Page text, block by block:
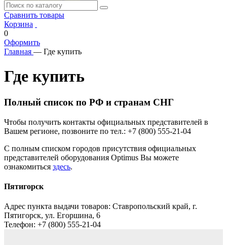
Сравнить товары
Корзина
0
Оформить
Главная — Где купить
Где купить
Полный список по РФ и странам СНГ
Чтобы получить контакты официальных представителей в
Вашем регионе, позвоните по тел.: +7 (800) 555-21-04
С полным списком городов присутствия официальных
представителей оборудования Optimus Вы можете
ознакомиться здесь.
Пятигорск
Адрес пункта выдачи товаров: Ставропольский край, г.
Пятигорск, ул. Егоршина, 6
Телефон: +7 (800) 555-21-04